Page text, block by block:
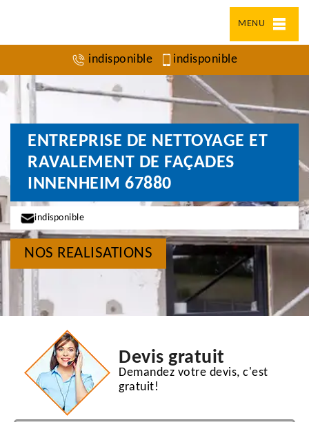
MENU
indisponible indisponible
ENTREPRISE DE NETTOYAGE ET
RAVALEMENT DE FAÇADES
INNENHEIM 67880
indisponible
NOS REALISATIONS
Devis gratuit
Demandez votre devis, c'est
gratuit!